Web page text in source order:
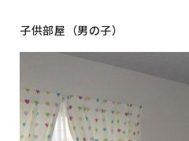
子供部屋（男の子）